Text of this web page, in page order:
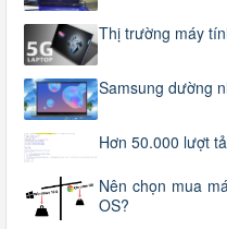
Thị trường máy
Samsung dường
Hơn 50.000 lượt
Nên chọn mua
OS?